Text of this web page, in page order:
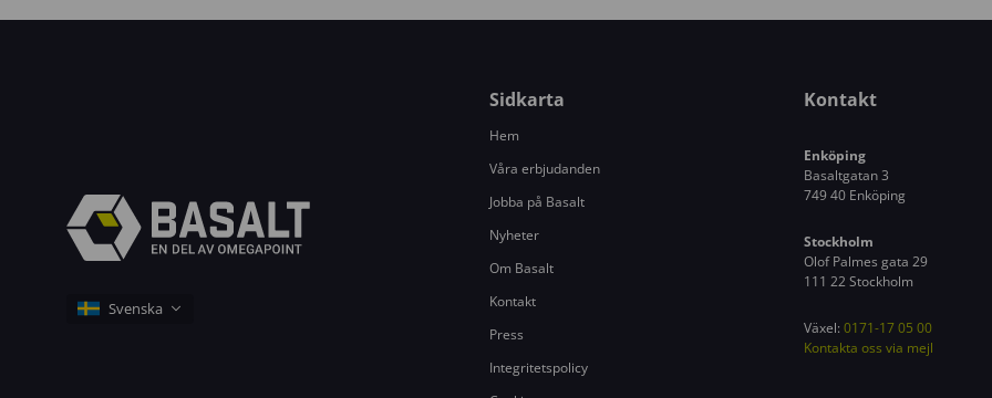
s
k
e
h
e
t
k
Sidkarta
Hem
Våra erbjudanden
Jobba på Basalt
Nyheter
Om Basalt
Kontakt
Press
Integritetspolicy
Kontakt
Enköping
Basaltgatan 3
749 40 Enköping
Stockholm
Olof Palmes gata 29
111 22 Stockholm
Växel:0171-17 05 00
Kontakta oss via mejl